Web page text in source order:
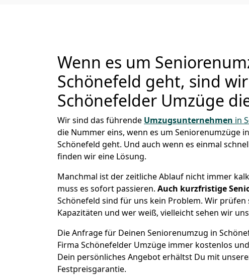
Wenn es um
Schönefeld geht, sind wir
Schönefelder Umzüge
Wir sind das führende Umzugsunternehmen in
die Nummer eins, wenn es um Seniorenumzüge
Schönefeld geht. Und auch wenn es einmal
finden wir eine Lösung.
Manchmal ist der zeitliche Ablauf nicht immer
muss es sofort passieren. Auch kurzfristige
Schönefeld sind für uns kein Problem. Wir prüfen
Kapazitäten und wer weiß, vielleicht sehen wir
Die Anfrage für Deinen Seniorenumzug in
Firma Schönefelder Umzüge immer kostenlos
Dein persönliches Angebot erhältst Du mit
Festpreisgarantie.